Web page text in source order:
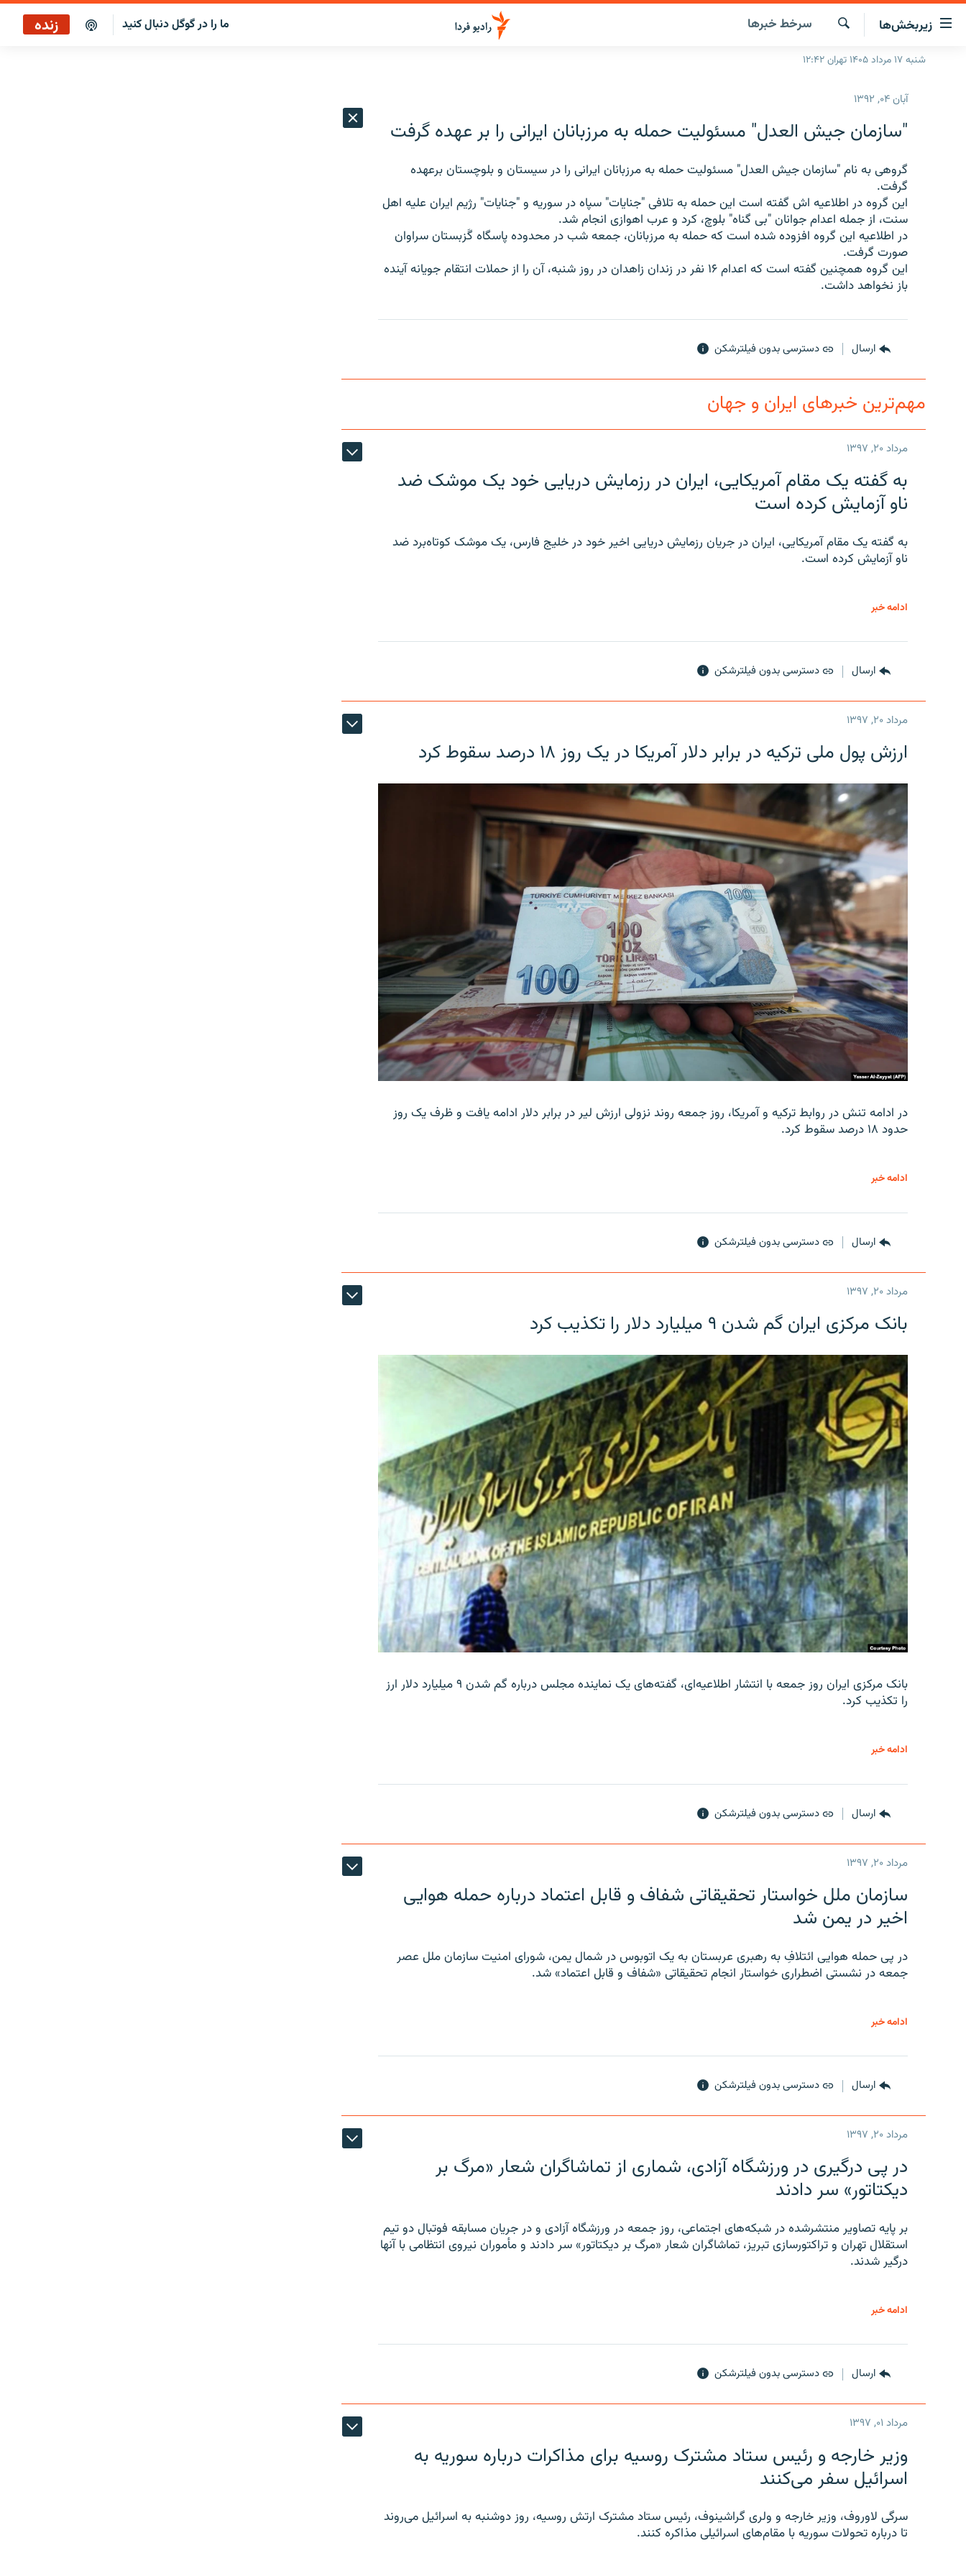
لینک‌های
قابلیت
دسترسی
زیربخش‌ها
صفحه اصلی
انتخاب کنید و بشنوید
برنامه‌های رادیویی
فرکانس‌ها
چندرسانه‌ای
گزارش‌های تصویری
گزارش‌های ویدئویی
جستجو
سرخط‌ خبرها ما را در گوگل دنبال کنید زنده
شنبه ۱۷ مرداد ۱۴۰۵ تهران ۱۲:۴۲
آبان ۰۴, ۱۳۹۲
"سازمان جیش العدل" مسئولیت حمله به مرزبانان ایرانی را بر عهده گرفت
گروهی به نام "سازمان جیش العدل" مسئولیت حمله به مرزبانان ایرانی را در سیستان و بلوچستان برعهده
گرفت.
این گروه در اطلاعیه اش گفته است این حمله به تلافی "جنایات" سپاه در سوریه و "جنایات" رژیم ایران علیه اهل
سنت، از جمله اعدام جوانان "بی گناه" بلوچ،‌ کرد و عرب اهوازی انجام شد.
در اطلاعیه این گروه افزوده شده است که حمله به مرزبانان، جمعه شب در محدوده پاسگاه گَزبستان سراوان
صورت گرفت.
این گروه همچنین گفته است که اعدام ۱۶ نفر در زندان زاهدان در روز شنبه، آن را از حملات انتقام جویانه آینده
باز نخواهد داشت.
ارسال دسترسی بدون فیلترشکن
مهم‌ترین خبرهای ایران و جهان
مرداد ۲۰, ۱۳۹۷
به گفته یک مقام آمریکایی، ایران در رزمایش دریایی خود یک موشک ضد
ناو آزمایش کرده است
به گفته یک مقام آمریکایی، ایران در جریان رزمایش دریایی اخیر خود در خلیج فارس، یک موشک کوتاه‌برد ضد
ناو آزمایش کرده است.
ادامه خبر
ارسال دسترسی بدون فیلترشکن
مرداد ۲۰, ۱۳۹۷
ارزش پول ملی ترکیه در برابر دلار آمریکا در یک روز ۱۸ درصد سقوط کرد
در ادامه تنش در روابط ترکیه و آمریکا، روز جمعه روند نزولی ارزش لیر در برابر دلار ادامه یافت و ظرف یک روز
حدود ۱۸ درصد سقوط کرد.
ادامه خبر
ارسال دسترسی بدون فیلترشکن
مرداد ۲۰, ۱۳۹۷
بانک مرکزی ایران گم شدن ۹ میلیارد دلار را تکذیب کرد
بانک مرکزی ایران روز جمعه با انتشار اطلاعیه‌ای، گفته‌های یک نماینده مجلس درباره گم شدن ۹ میلیارد دلار ارز
را تکذیب کرد.
ادامه خبر
ارسال دسترسی بدون فیلترشکن
مرداد ۲۰, ۱۳۹۷
سازمان ملل خواستار تحقیقاتی شفاف و قابل اعتماد درباره حمله هوایی
اخیر در یمن شد
در پی حمله هوایی ائتلافِ به رهبری عربستان به یک اتوبوس در شمال یمن، شورای امنیت سازمان ملل عصر
جمعه در نشستی اضطراری خواستار انجام تحقیقاتی «شفاف و قابل اعتماد» شد.
ادامه خبر
ارسال دسترسی بدون فیلترشکن
مرداد ۲۰, ۱۳۹۷
در پی درگیری در ورزشگاه آزادی، شماری از تماشاگران شعار «مرگ بر
دیکتاتور» سر دادند
بر پایه تصاویر منتشرشده در شبکه‌های اجتماعی، روز جمعه در ورزشگاه آزادی و در جریان مسابقه فوتبال دو تیم
استقلال تهران و تراکتورسازی تبریز، تماشاگران شعار «مرگ بر دیکتاتور» سر دادند و مأموران نیروی انتظامی با آنها
درگیر شدند.
ادامه خبر
ارسال دسترسی بدون فیلترشکن
مرداد ۰۱, ۱۳۹۷
وزیر خارجه و رئیس‌ ستاد مشترک روسیه برای مذاکرات درباره سوریه به
اسرائیل سفر می‌کنند
سرگی لاوروف، وزیر خارجه و ولری گراشینوف، رئیس ستاد مشترک ارتش روسیه، روز دوشنبه به اسرائیل می‌روند
تا درباره تحولات سوریه با مقام‌های اسرائیلی مذاکره کنند.